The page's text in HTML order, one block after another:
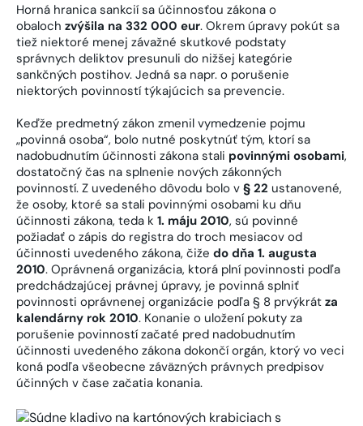
Horná hranica sankcií sa účinnosťou zákona o
obaloch zvýšila na 332 000 eur. Okrem úpravy pokút sa
tiež niektoré menej závažné skutkové podstaty
správnych deliktov presunuli do nižšej kategórie
sankčných postihov. Jedná sa napr. o porušenie
niektorých povinností týkajúcich sa prevencie.
Keďže predmetný zákon zmenil vymedzenie pojmu
„povinná osoba“, bolo nutné poskytnúť tým, ktorí sa
nadobudnutím účinnosti zákona stali povinnými osobami,
dostatočný čas na splnenie nových zákonných
povinností. Z uvedeného dôvodu bolo v § 22 ustanovené,
že osoby, ktoré sa stali povinnými osobami ku dňu
účinnosti zákona, teda k 1. máju 2010, sú povinné
požiadať o zápis do registra do troch mesiacov od
účinnosti uvedeného zákona, čiže do dňa 1. augusta
2010. Oprávnená organizácia, ktorá plní povinnosti podľa
predchádzajúcej právnej úpravy, je povinná splniť
povinnosti oprávnenej organizácie podľa § 8 prvýkrát za
kalendárny rok 2010. Konanie o uložení pokuty za
porušenie povinností začaté pred nadobudnutím
účinnosti uvedeného zákona dokončí orgán, ktorý vo veci
koná podľa všeobecne záväzných právnych predpisov
účinných v čase začatia konania.